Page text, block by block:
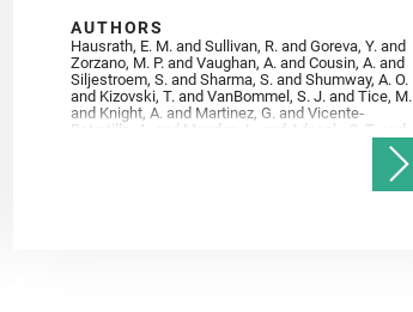
AUTHORS
Hausrath, E. M. and Sullivan, R. and Goreva, Y. and
Zorzano, M. P. and Vaughan, A. and Cousin, A. and
Siljestroem, S. and Sharma, S. and Shumway, A. O.
and Kizovski, T. and VanBommel, S. J. and Tice, M.
and Knight, A. and Martinez, G. and Vicente‐
Retortillo, A. and Mandon, L. and Adcock, C. T. and
Madariaga, J. M. and Población, I. and Johnson, J.
R. and Lasue, J. and Gasnault, O. and Randazzo, N.
and Cardarelli, E. L. and Kronyak, R. and Bechtold,